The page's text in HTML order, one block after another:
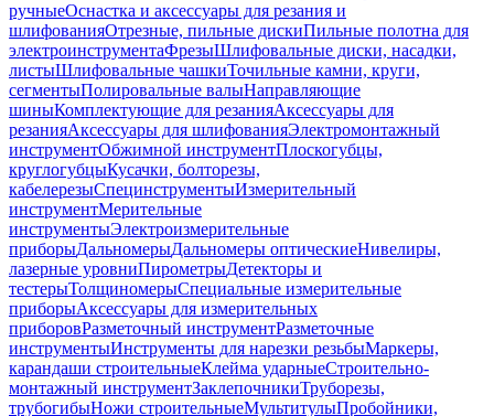
ручныеОснастка и аксессуары для резания и
шлифованияОтрезные, пильные дискиПильные полотна для
электроинструментаФрезыШлифовальные диски, насадки,
листыШлифовальные чашкиТочильные камни, круги,
сегментыПолировальные валыНаправляющие
шиныКомплектующие для резанияАксессуары для
резанияАксессуары для шлифованияЭлектромонтажный
инструментОбжимной инструментПлоскогубцы,
круглогубцыКусачки, болторезы,
кабелерезыСпецинструментыИзмерительный
инструментМерительные
инструментыЭлектроизмерительные
приборыДальномерыДальномеры оптическиеНивелиры,
лазерные уровниПирометрыДетекторы и
тестерыТолщиномерыСпециальные измерительные
приборыАксессуары для измерительных
приборовРазметочный инструментРазметочные
инструментыИнструменты для нарезки резьбыМаркеры,
карандаши строительныеКлейма ударныеСтроительно-
монтажный инструментЗаклепочникиТруборезы,
трубогибыНожи строительныеМультитулыПробойники,